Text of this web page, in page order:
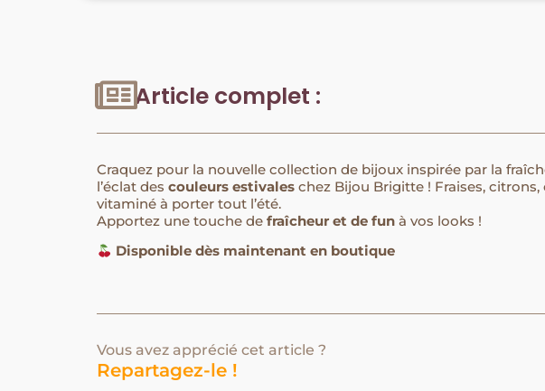
Article complet :
Craquez pour la nouvelle collection de bijoux inspirée par la
l’éclat descouleurs estivales chez Bijou Brigitte ! Fraises,
vitaminé à porter tout l’été.
Apportez une touche defraîcheur et de fun à vos looks !
Disponible dès maintenant en boutique
Vous avez apprécié cet article ?
Repartagez-le !